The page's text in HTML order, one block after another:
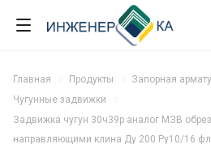
Главная Продукты
Запорная
Чугунные задвижки
Задвижка чугун 30ч39р аналог МЗВ
направляющими клина Ду 200 Ру10/16